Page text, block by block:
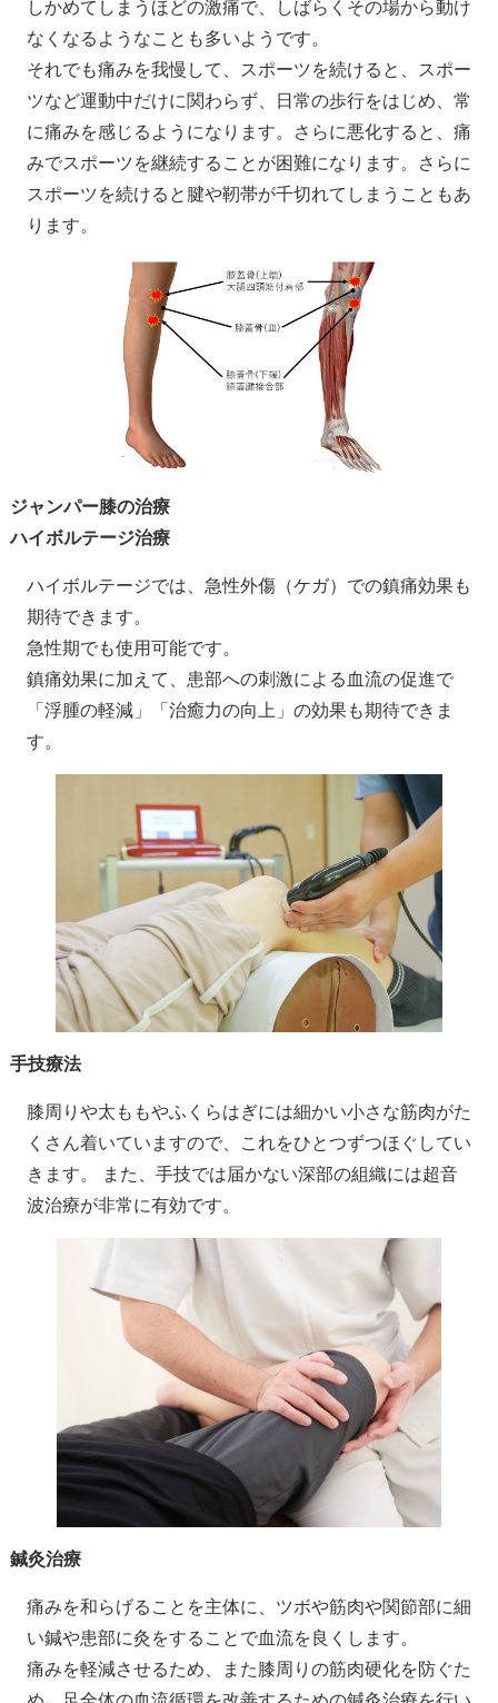
しかめてしまうほどの激痛で、しばらくその場から動け
なくなるようなことも多いようです。
それでも痛みを我慢して、スポーツを続けると、スポー
ツなど運動中だけに関わらず、日常の歩行をはじめ、常
に痛みを感じるようになります。さらに悪化すると、痛
みでスポーツを継続することが困難になります。さらに
スポーツを続けると腱や靭帯が千切れてしまうこともあ
ります。
ジャンパー膝の治療
ハイボルテージ治療
ハイボルテージでは、急性外傷（ケガ）での鎮痛効果も
期待できます。
急性期でも使用可能です。
鎮痛効果に加えて、患部への刺激による血流の促進で
「浮腫の軽減」「治癒力の向上」の効果も期待できま
す。
手技療法
膝周りや太ももやふくらはぎには細かい小さな筋肉がた
くさん着いていますので、これをひとつずつほぐしてい
きます。 また、手技では届かない深部の組織には超音
波治療が非常に有効です。
鍼灸治療
痛みを和らげることを主体に、ツボや筋肉や関節部に細
い鍼や患部に灸をすることで血流を良くします。
痛みを軽減させるため、また膝周りの筋肉硬化を防ぐた